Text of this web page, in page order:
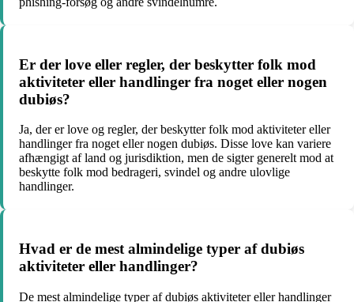
Er der love eller regler, der beskytter folk mod
aktiviteter eller handlinger fra noget eller nogen
dubiøs?
Ja, der er love og regler, der beskytter folk mod aktiviteter eller
handlinger fra noget eller nogen dubiøs. Disse love kan variere
afhængigt af land og jurisdiktion, men de sigter generelt mod at
beskytte folk mod bedrageri, svindel og andre ulovlige
handlinger.
Hvad er de mest almindelige typer af dubiøs
aktiviteter eller handlinger?
De mest almindelige typer af dubiøs aktiviteter eller handlinger